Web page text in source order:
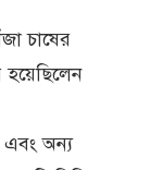
চাষের
হয়েছিলেন
এবং অন্য